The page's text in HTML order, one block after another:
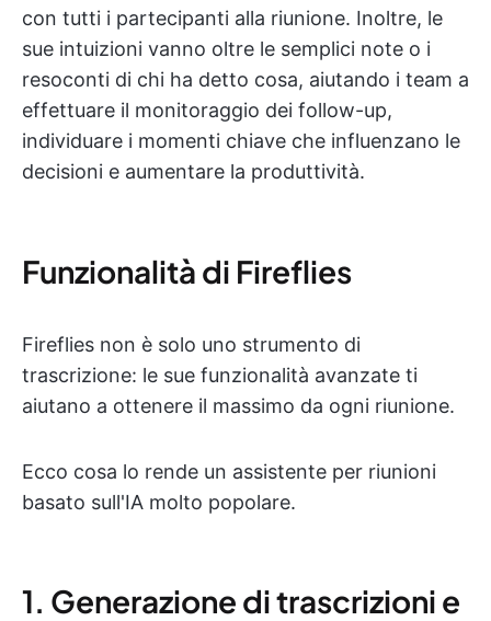
con tutti i partecipanti alla riunione. Inoltre, le
sue intuizioni vanno oltre le semplici note o i
resoconti di chi ha detto cosa, aiutando i team a
effettuare il monitoraggio dei follow-up,
individuare i momenti chiave che influenzano le
decisioni e aumentare la produttività.
Funzionalità di Fireflies
Fireflies non è solo uno strumento di
trascrizione: le sue funzionalità avanzate ti
aiutano a ottenere il massimo da ogni riunione.
Ecco cosa lo rende un assistente per riunioni
basato sull'IA molto popolare.
1. Generazione di trascrizioni e